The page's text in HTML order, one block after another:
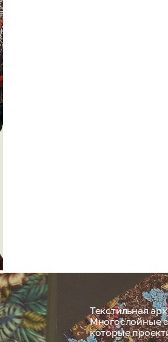
Текстильная
Многослойные
которые